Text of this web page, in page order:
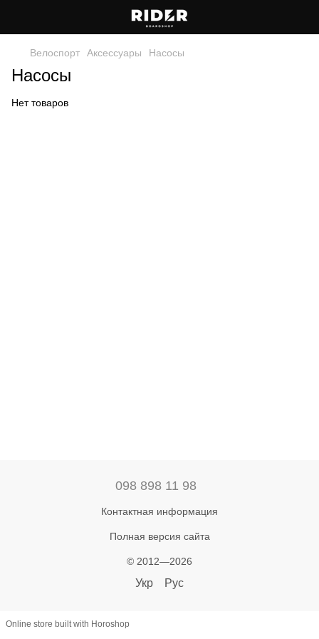
Велоспорт Аксессуары Насосы
Насосы
Нет товаров
098 898 11 98
Контактная информация
Полная версия сайта
© 2012—2026
Укр Рус
Online store built with Horoshop